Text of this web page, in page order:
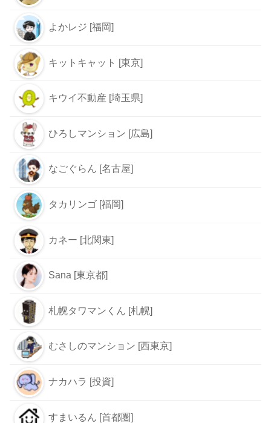
よかレジ [福岡]
キットキャット [東京]
キウイ不動産 [埼玉県]
ひろしマンション [広島]
なごぐらん [名古屋]
タカリンゴ [福岡]
カネー [北関東]
Sana [東京都]
札幌タワマンくん [札幌]
むさしのマンション [西東京]
ナカハラ [投資]
すまいるん [首都圏]